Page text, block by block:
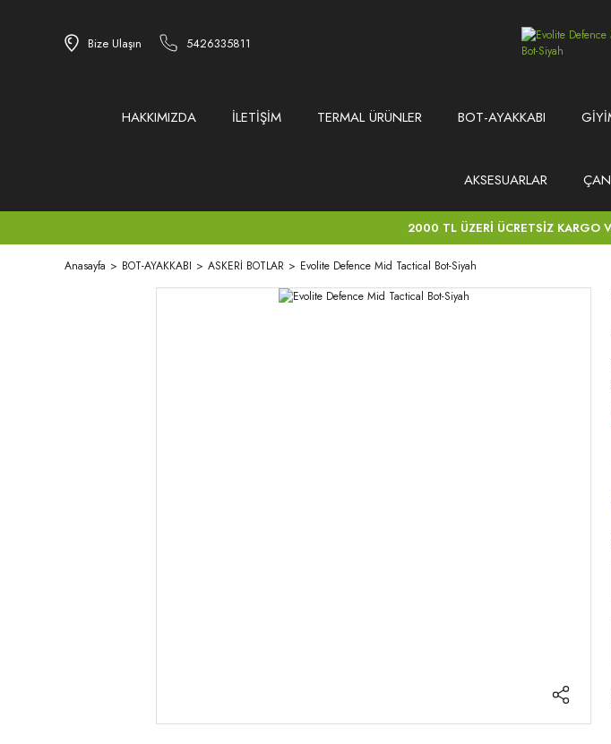
Bize Ulaşın 5426335811
HAKKIMIZDA İLETİŞİM TERMAL ÜRÜNLER BOT-AYAKKABI
AKSESUARLAR
2000 TL ÜZERİ ÜCRETSİZ KARGO
Anasayfa BOT-AYAKKABI ASKERİ BOTLAR Evolite Defence Mid Tactical Bot-Siyah